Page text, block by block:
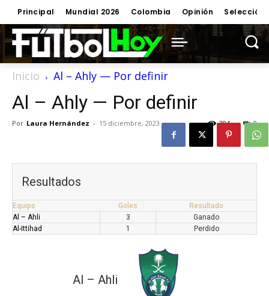
Principal Mundial 2026 Colombia Opinión Selección
Inicio Al – Ahly — Por definir
Al – Ahly — Por definir
Por Laura Hernández - 15 diciembre, 2023 0
294
Resultados
Equipo Goles
Resultado
Al – Ahli
3
Ganado
Al-Ittihad
1 Perdido
Al – Ahli